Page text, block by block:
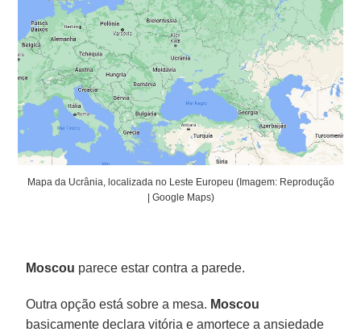
Mapa da Ucrânia, localizada no Leste Europeu (Imagem: Reprodução
| Google Maps)
Moscou parece estar contra a parede.
Outra opção está sobre a mesa. Moscou
basicamente declara vitória e amortece a ansiedade